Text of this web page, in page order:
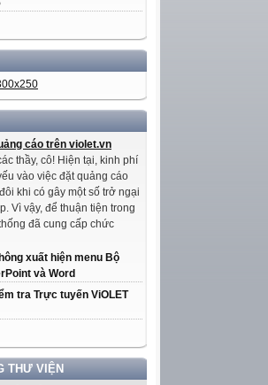
cáo trên violet.vn
thầy, cô! Hiện tại, kinh phí
vào việc đặt quảng cáo
khi có gây một số trở ngại
Vì vậy, để thuận tiện trong
đã cung cấp chức
xuất hiện menu Bộ
và Word
tra Trực tuyến ViOLET
THƯ VIỆN